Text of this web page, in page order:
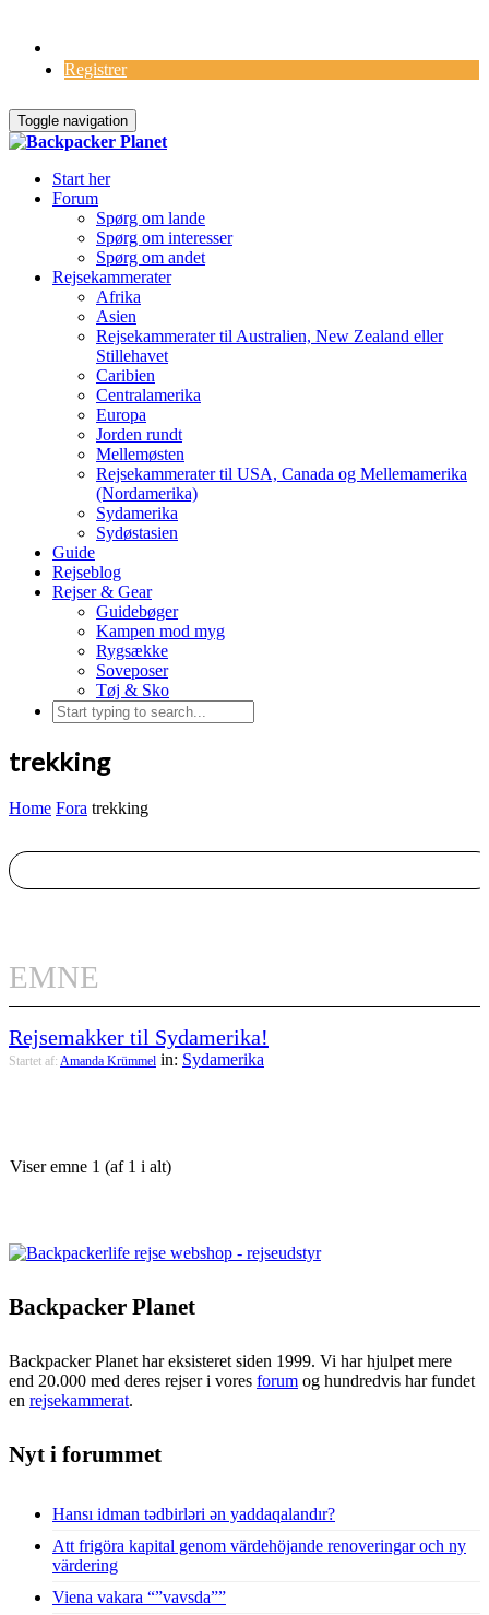
Registrer
Toggle navigation
Start her
Forum
Spørg om lande
Spørg om interesser
Spørg om andet
Rejsekammerater
Afrika
Asien
Rejsekammerater til Australien, New Zealand eller
Stillehavet
Caribien
Centralamerika
Europa
Jorden rundt
Mellemøsten
Rejsekammerater til USA, Canada og Mellemamerika
(Nordamerika)
Sydamerika
Sydøstasien
Guide
Rejseblog
Rejser & Gear
Guidebøger
Kampen mod myg
Rygsække
Soveposer
Tøj & Sko
trekking
Home Fora trekking
EMNE
Rejsemakker til Sydamerika!
Startet af: Amanda Krümmel in: Sydamerika
Viser emne 1 (af 1 i alt)
Backpacker Planet
Backpacker Planet har eksisteret siden 1999. Vi har hjulpet mere
end 20.000 med deres rejser i vores forum og hundredvis har fundet
en rejsekammerat.
Nyt i forummet
Hansı idman tədbirləri ən yaddaqalandır?
Att frigöra kapital genom värdehöjande renoveringar och ny
värdering
Viena vakara “”vavsda””